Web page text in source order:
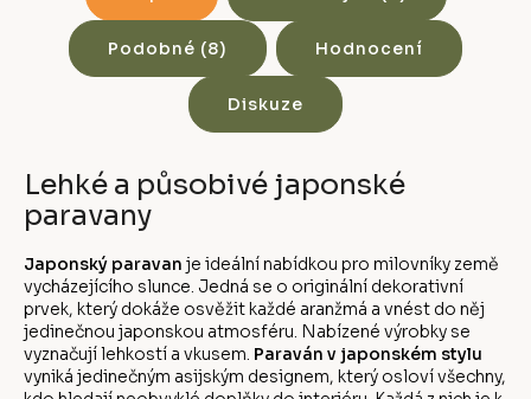
Podobné (8) Hodnocení
Diskuze
Lehké a působivé japonské
paravany
Japonský paravan je ideální nabídkou pro milovníky země
vycházejícího slunce. Jedná se o originální dekorativní
prvek, který dokáže osvěžit každé aranžmá a vnést do něj
jedinečnou japonskou atmosféru. Nabízené výrobky se
vyznačují lehkostí a vkusem. Paraván v japonském stylu
vyniká jedinečným asijským designem, který osloví všechny,